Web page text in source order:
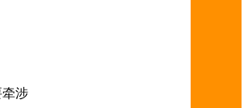
牵涉